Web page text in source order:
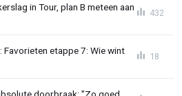
in Tour, plan B meteen aan
432
Favorieten etappe 7: Wie wint
18
doorbraak: "Zo goed